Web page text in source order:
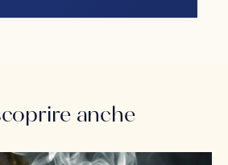
anche